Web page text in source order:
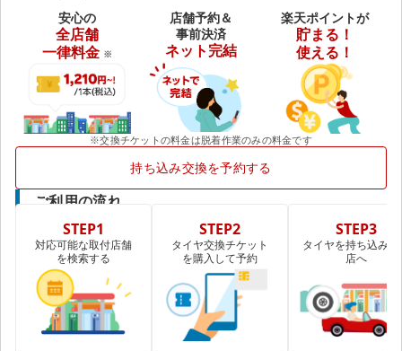
安心の
全店舗
一律料金 ※
店舗予約＆
事前決済
ネット完結
楽天ポイントが
貯まる！
使える！
※交換チケットの料金は脱着作業のみの料金です
持ち込み交換を予約する
ご利用の流れ
STEP1
対応可能な取付店舗
を検索する
STEP2
タイヤ交換チケット
を購入して予約
STEP3
タイヤを持ち込み取
店へ